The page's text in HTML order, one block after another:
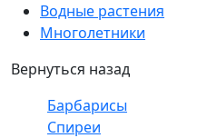
Водные растения
Многолетники
Вернуться назад
Барбарисы
Спиреи